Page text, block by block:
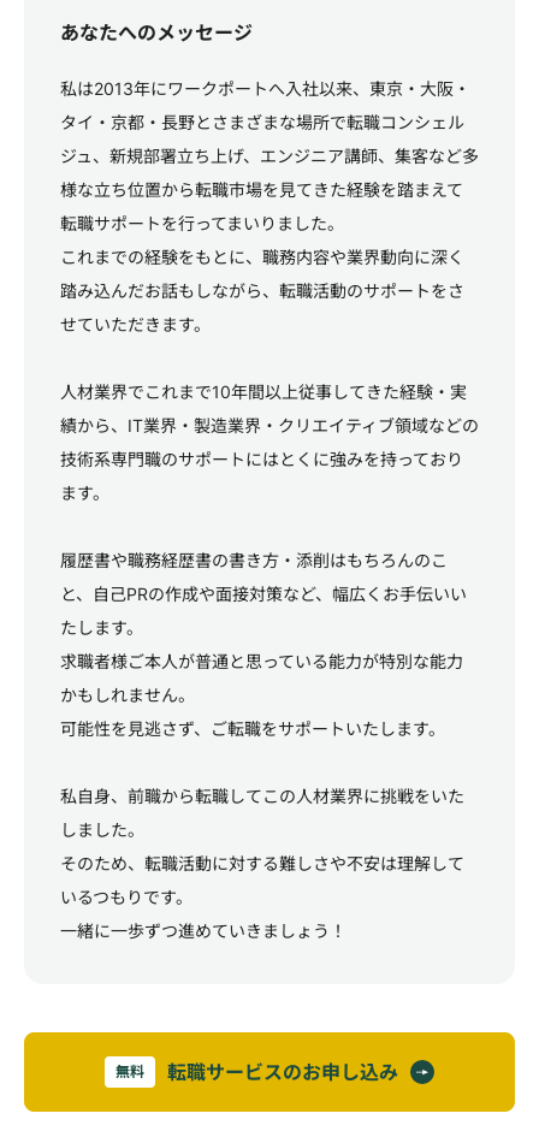
あなたへのメッセージ
私は2013年にワークポートへ入社以来、東京・大阪・
タイ・京都・長野とさまざまな場所で転職コンシェル
ジュ、新規部署立ち上げ、エンジニア講師、集客など多
様な立ち位置から転職市場を見てきた経験を踏まえて
転職サポートを行ってまいりました。
これまでの経験をもとに、職務内容や業界動向に深く
踏み込んだお話もしながら、転職活動のサポートをさ
せていただきます。
人材業界でこれまで10年間以上従事してきた経験・実
績から、IT業界・製造業界・クリエイティブ領域などの
技術系専門職のサポートにはとくに強みを持っており
ます。
履歴書や職務経歴書の書き方・添削はもちろんのこ
と、自己PRの作成や面接対策など、幅広くお手伝いい
たします。
求職者様ご本人が普通と思っている能力が特別な能力
かもしれません。
可能性を見逃さず、ご転職をサポートいたします。
私自身、前職から転職してこの人材業界に挑戦をいた
しました。
そのため、転職活動に対する難しさや不安は理解して
いるつもりです。
一緒に一歩ずつ進めていきましょう！
無料 転職サービスのお申し込み